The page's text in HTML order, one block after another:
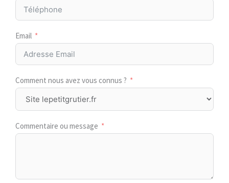
Email
Comment nous avez vous connus ?
Commentaire ou message